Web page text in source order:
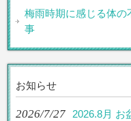
梅雨時期に感じる体の
事
お知らせ
2026/7/27 2026.8月 お